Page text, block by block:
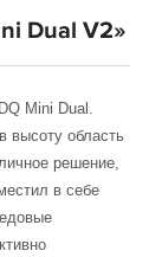
Dual V2»
Mini Dual.
высоту область
решение,
в себе